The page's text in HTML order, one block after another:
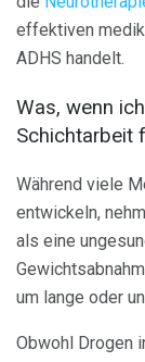
effektiven
ADHS handelt.
Was, wenn
Schichtarbeit
Während viele
entwickeln,
als eine
um lange oder
Obwohl Drogen